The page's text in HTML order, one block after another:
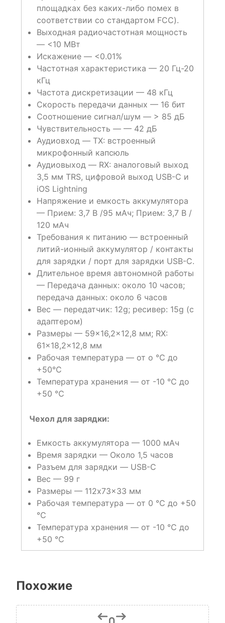
площадках без каких-либо помех в
соответствии со стандартом FCC).
Выходная радиочастотная мощность
— <10 МВт
Искажение — <0.01%
Частотная характеристика — 20 Гц-20
кГц
Частота дискретизации — 48 кГц
Скорость передачи данных — 16 бит
Соотношение сигнал/шум — > 85 дБ
Чувствительность — — 42 дБ
Аудиовход — TX: встроенный
микрофонный капсюль
Аудиовыход — RX: аналоговый выход
3,5 мм TRS, цифровой выход USB-C и
iOS Lightning
Напряжение и емкость аккумулятора
— Прием: 3,7 В /95 мАч; Прием: 3,7 В /
120 мАч
Требования к питанию — встроенный
литий-ионный аккумулятор / контакты
для зарядки / порт для зарядки USB-C.
Длительное время автономной работы
— Передача данных: около 10 часов;
передача данных: около 6 часов
Вес — передатчик: 12g; ресивер: 15g (с
адаптером)
Размеры — 59×16,2×12,8 мм; RX:
61×18,2×12,8 мм
Рабочая температура — от o ℃ до
+50℃
Температура хранения — от -10 ℃ до
+50 ℃
Чехол для зарядки:
Емкость аккумулятора — 1000 мАч
Время зарядки — Около 1,5 часов
Разъем для зарядки — USB-C
Вес — 99 г
Размеры — 112x73x33 мм
Рабочая температура — от 0 ℃ до +50
℃
Температура хранения — от -10 ℃ до
+50 ℃
Похожие